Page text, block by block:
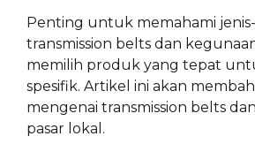
Penting untuk memahami
transmission belts dan
memilih produk yang tepat
spesifik. Artikel ini akan
mengenai transmission belts
pasar lokal.